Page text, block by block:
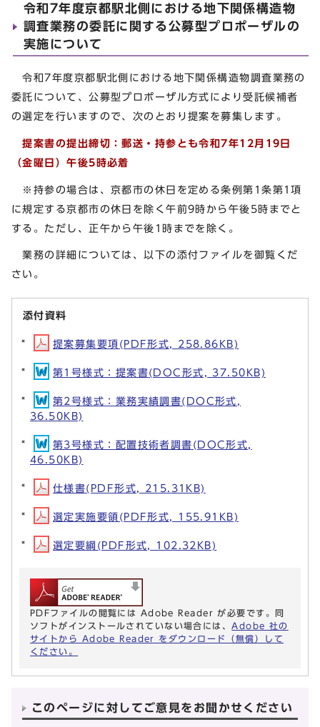
令和7年度京都駅北側における地下関係構造物
調査業務の委託に関する公募型プロポーザルの
実施について
令和7年度京都駅北側における地下関係構造物調査業務の
委託について、公募型プロポーザル方式により受託候補者
の選定を行いますので、次のとおり提案を募集します。
提案書の提出締切：郵送・持参とも令和7年12月19日
（金曜日）午後5時必着
※持参の場合は、京都市の休日を定める条例第1条第1項
に規定する京都市の休日を除く午前9時から午後5時までと
する。ただし、正午から午後1時までを除く。
業務の詳細については、以下の添付ファイルを御覧くだ
さい。
添付資料
提案募集要項(PDF形式, 258.86KB)
第1号様式：提案書(DOC形式, 37.50KB)
第2号様式：業務実績調書(DOC形式,
36.50KB)
第3号様式：配置技術者調書(DOC形式,
46.50KB)
仕様書(PDF形式, 215.31KB)
選定実施要領(PDF形式, 155.91KB)
選定要綱(PDF形式, 102.32KB)
PDFファイルの閲覧には Adobe Reader が必要です。同
ソフトがインストールされていない場合には、 Adobe 社の
サイトから Adobe Reader をダウンロード（無償）して
ください。
このページに対してご意見をお聞かせください